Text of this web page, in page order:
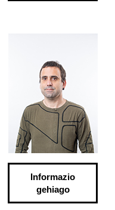
Informazio
gehiago